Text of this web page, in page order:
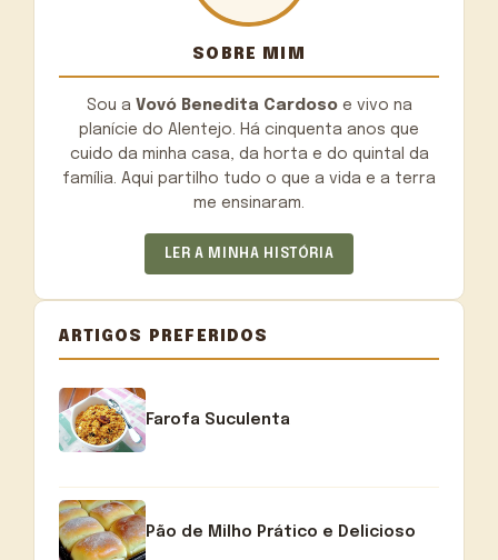
SOBRE MIM
Sou a Vovó Benedita Cardosoe vivo na
planície do Alentejo. Há cinquenta anos que
cuido da minha casa, da horta e do quintal da
família. Aqui partilho tudo o que a vida e a terra
me ensinaram.
LER A MINHA HISTÓRIA
ARTIGOS PREFERIDOS
Farofa Suculenta
Pão de Milho Prático e Delicioso